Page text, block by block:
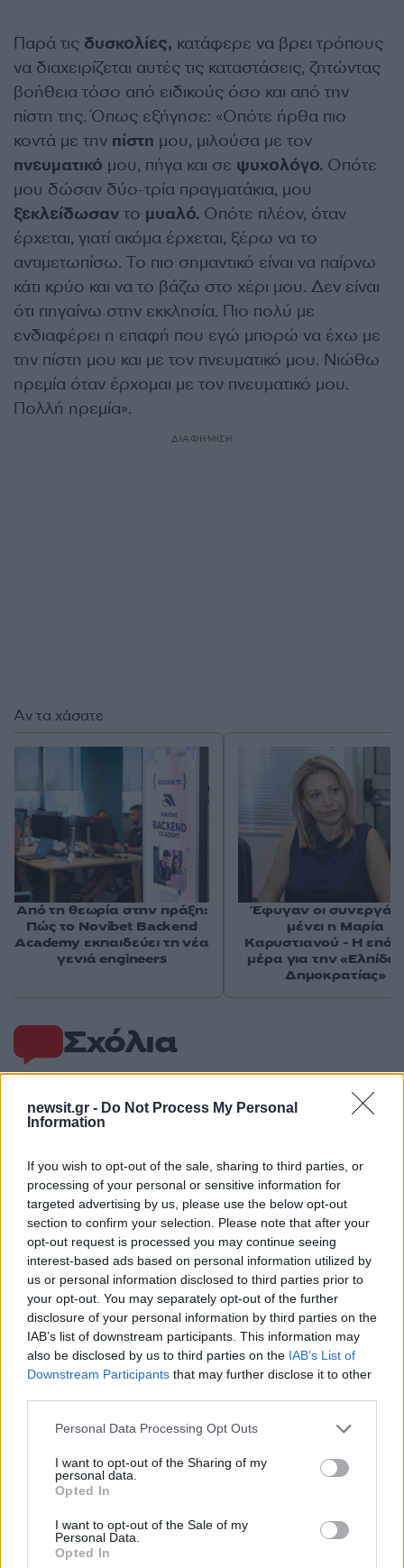
newsit.gr - Do Not Process My Personal
Information
If you wish to opt-out of the sale, sharing to third parties, or
processing of your personal or sensitive information for
targeted advertising by us, please use the below opt-out
section to confirm your selection. Please note that after your
opt-out request is processed you may continue seeing
interest-based ads based on personal information utilized by
us or personal information disclosed to third parties prior to
your opt-out. You may separately opt-out of the further
disclosure of your personal information by third parties on the
IAB’s list of downstream participants. This information may
also be disclosed by us to third parties on the IAB’s List of
Downstream Participants that may further disclose it to other
Please note that this website/app uses one or more Google
not limited to your visit or usage behaviour. You may click to
grant or deny consent to Google and its third-party tags to
use your data for below specified purposes in below Google
consent section.
Personal Data Processing Opt Outs
I want to opt-out of the Sharing of my
personal data.
Opted In
I want to opt-out of the Sale of my
Personal Data.
Opted In
Παρά τις δυσκολίες, κατάφερε να βρει τρόπους
να διαχειρίζεται αυτές τις καταστάσεις, ζητώντας
βοήθεια τόσο από ειδικούς όσο και από την
πίστη της. Όπως εξήγησε: «Οπότε ήρθα πιο
κοντά με την πίστη μου, μιλούσα με τον
πνευματικό μου, πήγα και σε ψυχολόγο. Οπότε
μου δώσαν δύο-τρία πραγματάκια, μου
ξεκλείδωσαν το μυαλό. Οπότε πλέον, όταν
έρχεται, γιατί ακόμα έρχεται, ξέρω να το
αντιμετωπίσω. Το πιο σημαντικό είναι να παίρνω
κάτι κρύο και να το βάζω στο χέρι μου. Δεν είναι
ότι πηγαίνω στην εκκλησία. Πιο πολύ με
ενδιαφέρει η επαφή που εγώ μπορώ να έχω με
την πίστη μου και με τον πνευματικό μου. Νιώθω
ηρεμία όταν έρχομαι με τον πνευματικό μου.
Πολλή ηρεμία».
ΔΙΑΦΗΜΙΣΗ
Σχόλια
2000 /2000
Υποβολή σχολίου
Όροι Χρήσης. Το site προστατεύεται από reCAPTCHA, ισχύουν
Lifestyle
Share:
Ακολουθήστε το Νewsit.gr στο Google News
ενημερωθείτε πρώτοι για όλη την ειδησεογραφία και τα
τελευταία νέα
Αν τα χάσατε
Από τη θεωρία στην πράξη:
Πώς το Novibet Backend
Academy εκπαιδεύει τη νέα
γενιά engineers
Έφυγαν οι
μένει η Μαρία
Καρυστιανού - Η
μέρα για την «Ελπίδα
Δημοκρατίας»